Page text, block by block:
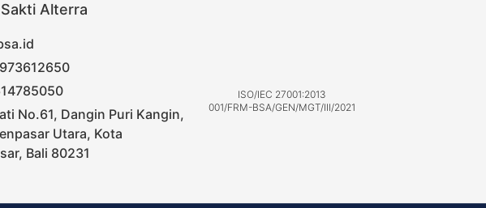
Alterra
No.61, Dangin Puri Kangin,
Utara, Kota
Bali 80231
ISO/IEC 27001:2013
001/FRM-BSA/GEN/MGT/III/2021